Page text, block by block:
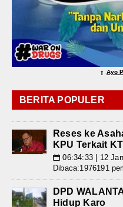
⇑ Ayo
BERITA POPULER
Reses ke
KPU Terkait
📅 06:34:33 | 12
Dibaca:1976191
DPD
Hidup Karo